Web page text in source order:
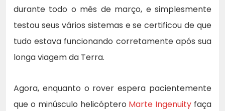
durante todo o mês de março, e simplesmente
testou seus vários sistemas e se certificou de que
tudo estava funcionando corretamente após sua
longa viagem da Terra.
Agora, enquanto o rover espera pacientemente
que o minúsculo helicóptero Marte Ingenuity faça